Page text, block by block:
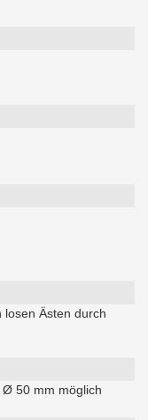
losen Ästen durch
Ø 50 mm möglich